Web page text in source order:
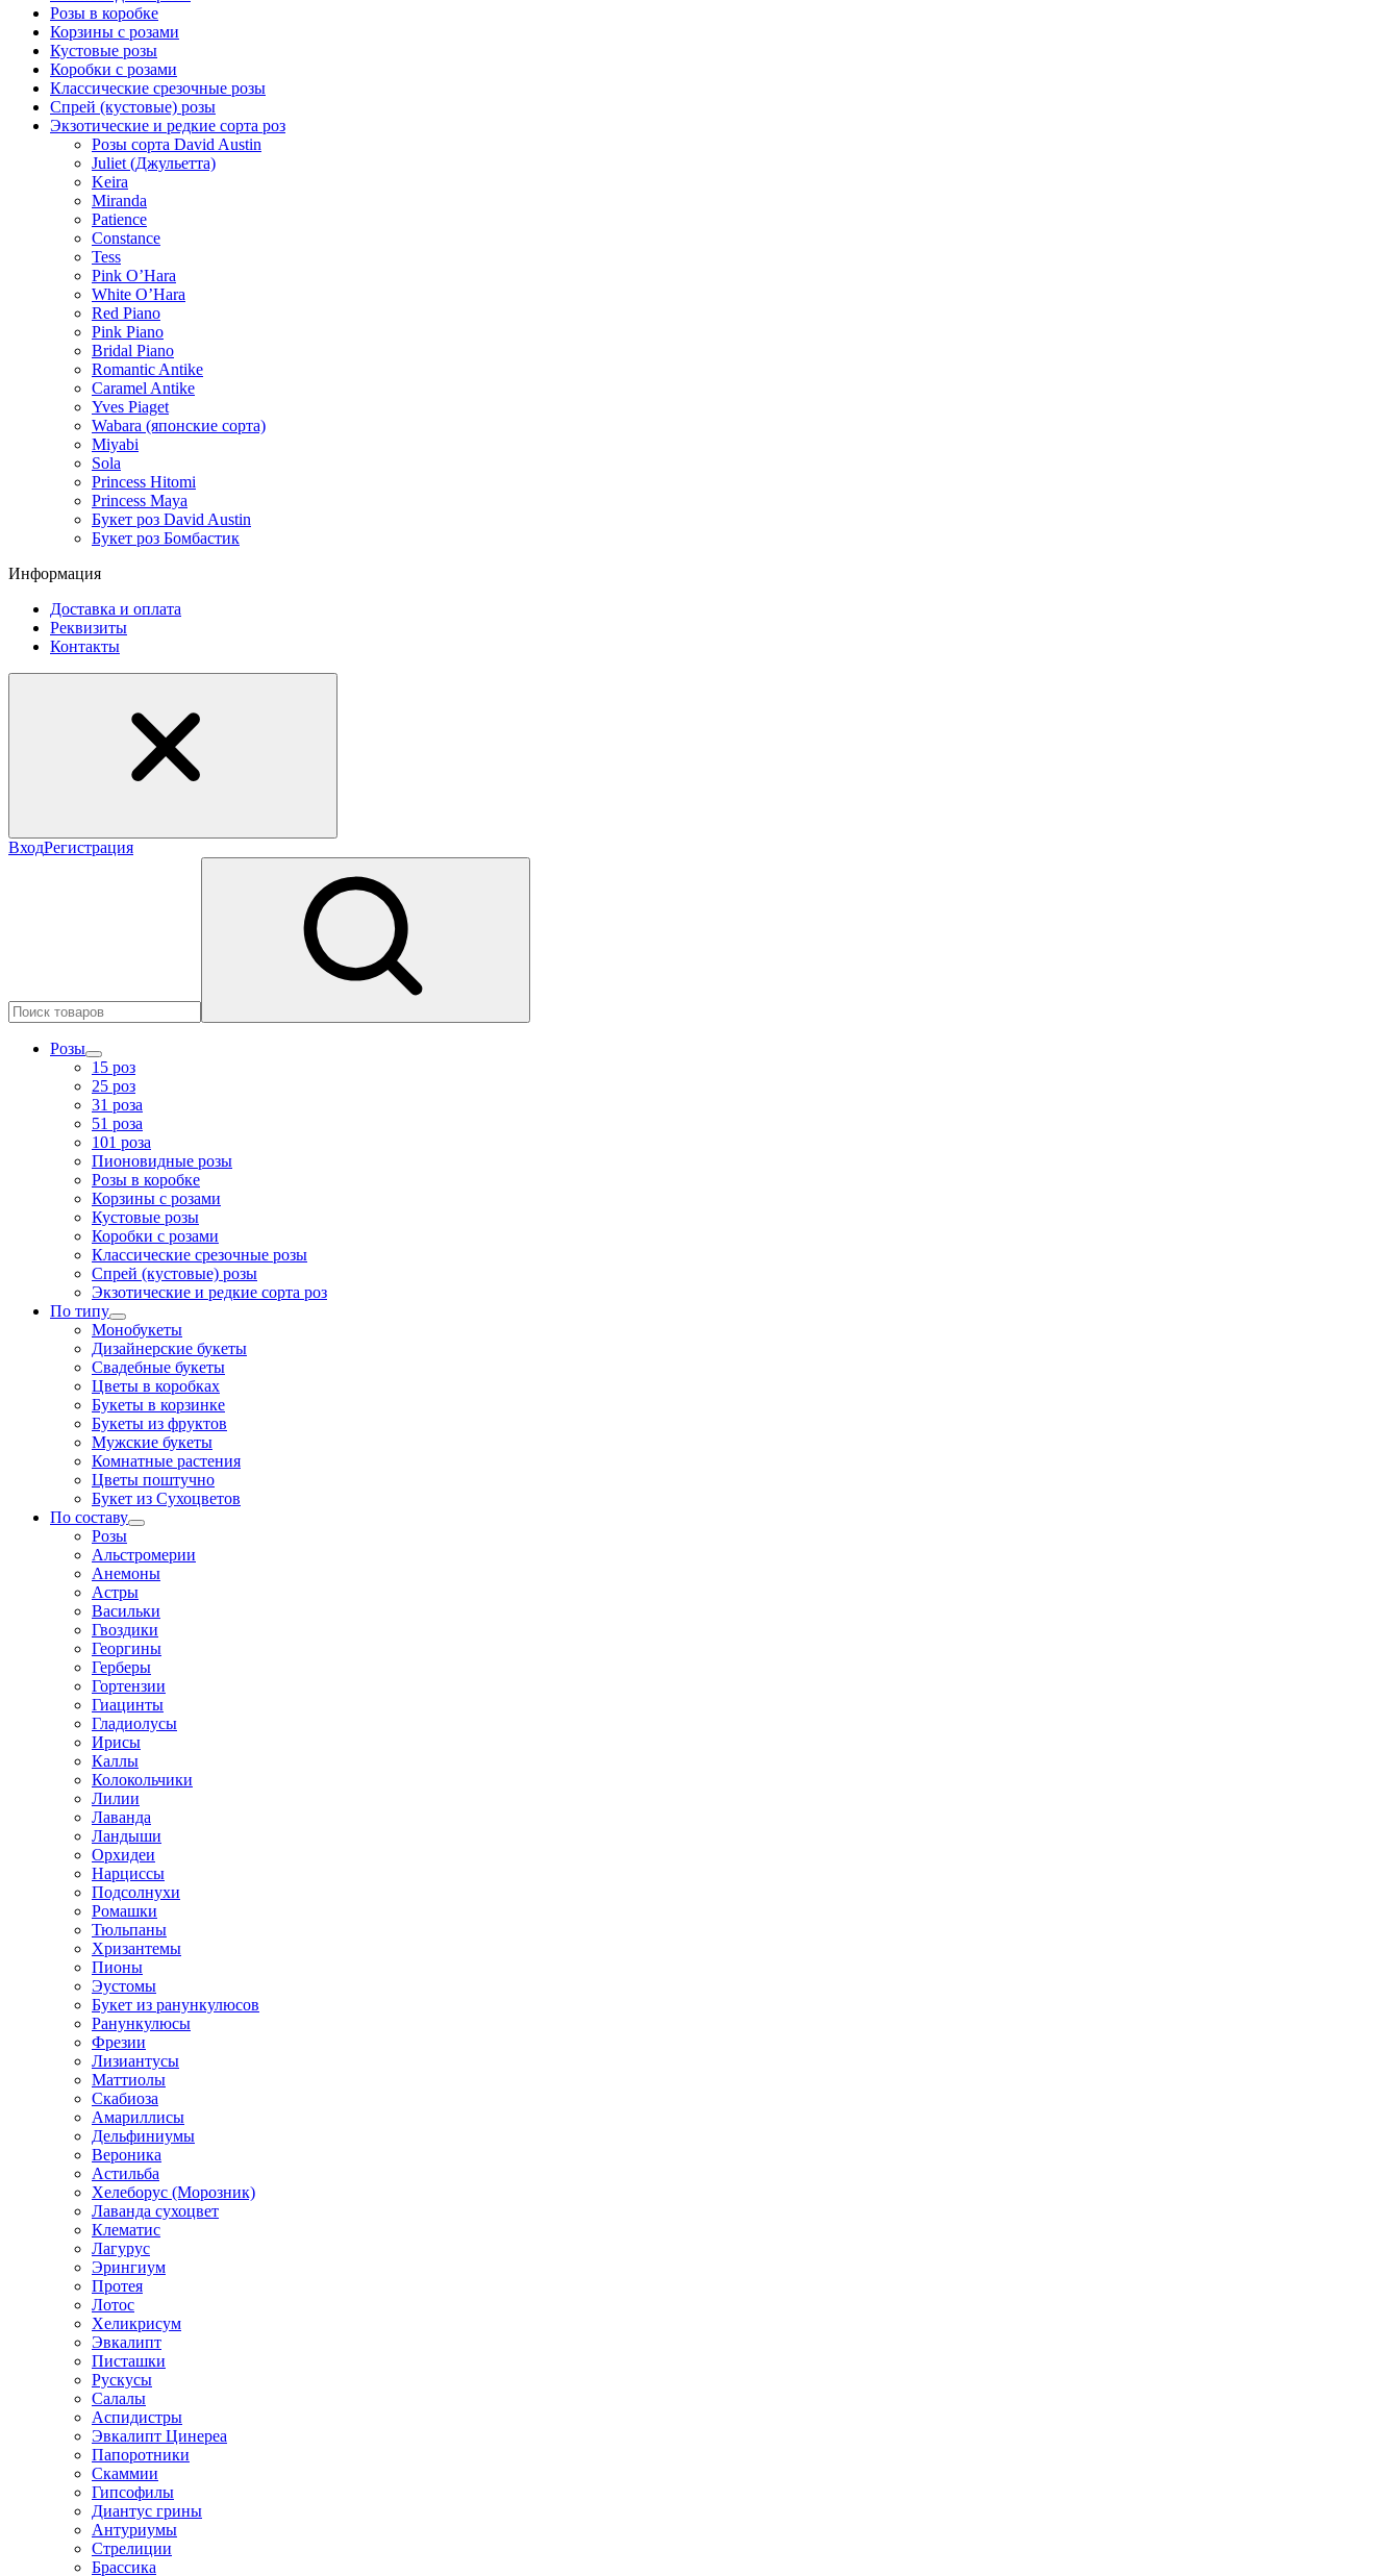
Розы в коробке
Корзины с розами
Кустовые розы
Коробки с розами
Классические срезочные розы
Спрей (кустовые) розы
Экзотические и редкие сорта роз
Розы сорта David Austin
Juliet (Джульетта)
Keira
Miranda
Patience
Constance
Tess
Pink O’Hara
White O’Hara
Red Piano
Pink Piano
Bridal Piano
Romantic Antike
Caramel Antike
Yves Piaget
Wabara (японские сорта)
Miyabi
Sola
Princess Hitomi
Princess Maya
Букет роз David Austin
Букет роз Бомбастик
Информация
Доставка и оплата
Реквизиты
Контакты
ВходРегистрация
Розы
15 роз
25 роз
31 роза
51 роза
101 роза
Пионовидные розы
Розы в коробке
Корзины с розами
Кустовые розы
Коробки с розами
Классические срезочные розы
Спрей (кустовые) розы
Экзотические и редкие сорта роз
По типу
Монобукеты
Дизайнерские букеты
Свадебные букеты
Цветы в коробках
Букеты в корзинке
Букеты из фруктов
Мужские букеты
Комнатные растения
Цветы поштучно
Букет из Сухоцветов
По составу
Розы
Альстромерии
Анемоны
Астры
Васильки
Гвоздики
Георгины
Герберы
Гортензии
Гиацинты
Гладиолусы
Ирисы
Каллы
Колокольчики
Лилии
Лаванда
Ландыши
Орхидеи
Нарциссы
Подсолнухи
Ромашки
Тюльпаны
Хризантемы
Пионы
Эустомы
Букет из ранункулюсов
Ранункулюсы
Фрезии
Лизиантусы
Маттиолы
Скабиоза
Амариллисы
Дельфиниумы
Вероника
Астильба
Хелеборус (Морозник)
Лаванда сухоцвет
Клематис
Лагурус
Эрингиум
Протея
Лотос
Хеликрисум
Эвкалипт
Писташки
Рускусы
Салалы
Аспидистры
Эвкалипт Цинереа
Папоротники
Скаммии
Гипсофилы
Диантус грины
Антуриумы
Стрелиции
Брассика